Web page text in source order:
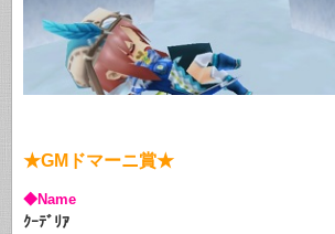
★GMドマーニ賞★
◆Name
ｸｰﾃﾞﾘｱ